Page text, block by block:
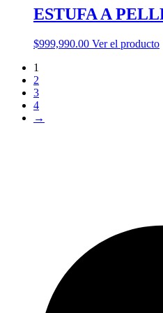
ESTUFA A
$999,990.00 Ver el producto
1
2
3
4
→